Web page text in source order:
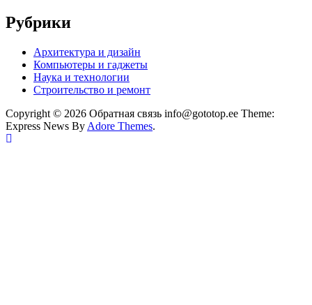
Рубрики
Архитектура и дизайн
Компьютеры и гаджеты
Наука и технологии
Строительство и ремонт
Copyright © 2026 Обратная связь info@gototop.ee Theme:
Express News By Adore Themes.